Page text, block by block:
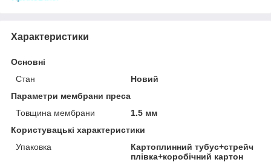
Характеристики
Основні
Стан
Новий
Параметри мембрани преса
Товщина мембрани
1.5 мм
Користувацькі характеристики
Упаковка
Картоплинний тубус+стрейч
плівка+коробічний картон